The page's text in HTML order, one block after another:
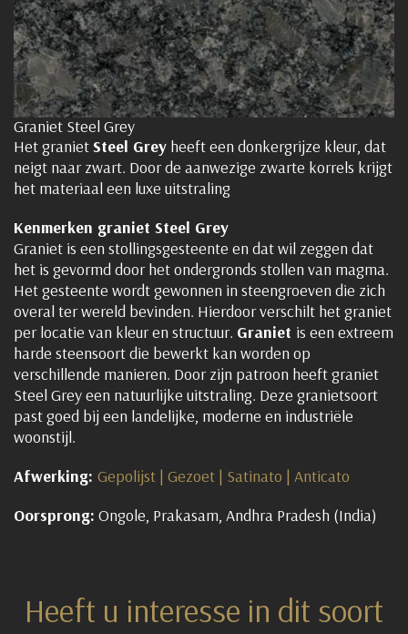
Graniet Steel Grey
Het granietSteel Grey heeft een donkergrijze kleur, dat
neigt naar zwart. Door de aanwezige zwarte korrels krijgt
het materiaal een luxe uitstraling
Kenmerken graniet Steel Grey
Graniet is een stollingsgesteente en dat wil zeggen dat
het is gevormd door het ondergronds stollen van magma.
Het gesteente wordt gewonnen in steengroeven die zich
overal ter wereld bevinden. Hierdoor verschilt het graniet
per locatie van kleur en structuur. Graniet is een extreem
harde steensoort die bewerkt kan worden op
verschillende manieren. Door zijn patroon heeft graniet
Steel Grey een natuurlijke uitstraling. Deze granietsoort
past goed bij een landelijke, moderne en industriële
woonstijl.
Afwerking: Gepolijst | Gezoet | Satinato | Anticato
Oorsprong: Ongole, Prakasam, Andhra Pradesh (India)
Heeft u interesse in dit soort